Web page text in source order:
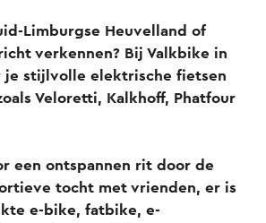
Limburgse Heuvelland of
verkennen? Bij Valkbike in
je stijlvolle elektrische fietsen
Veloretti, Kalkhoff, Phatfour
een ontspannen rit door de
tocht met vrienden, er is
e-bike, fatbike, e-